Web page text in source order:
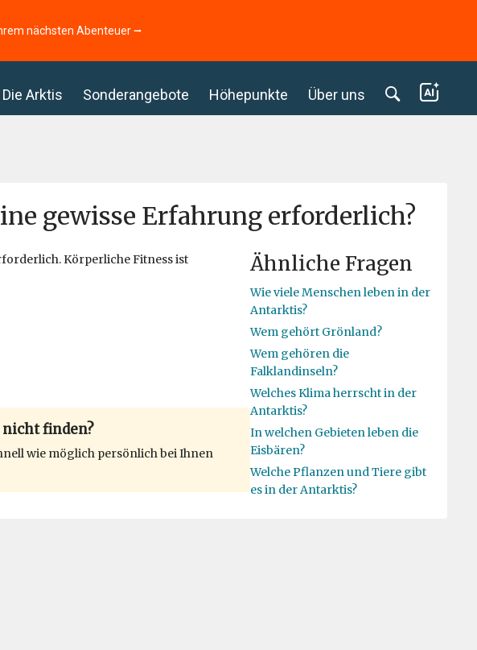
nächsten Abenteuer ⭢
Die Arktis Sonderangebote Höhepunkte Über uns
gewisse Erfahrung erforderlich?
Körperliche Fitness ist
finden?
wie möglich persönlich bei Ihnen
Ähnliche Fragen
Wie viele Menschen leben in der
Antarktis?
Wem gehört Grönland?
Wem gehören die
Falklandinseln?
Welches Klima herrscht in der
Antarktis?
In welchen Gebieten leben die
Eisbären?
Welche Pflanzen und Tiere gibt
es in der Antarktis?